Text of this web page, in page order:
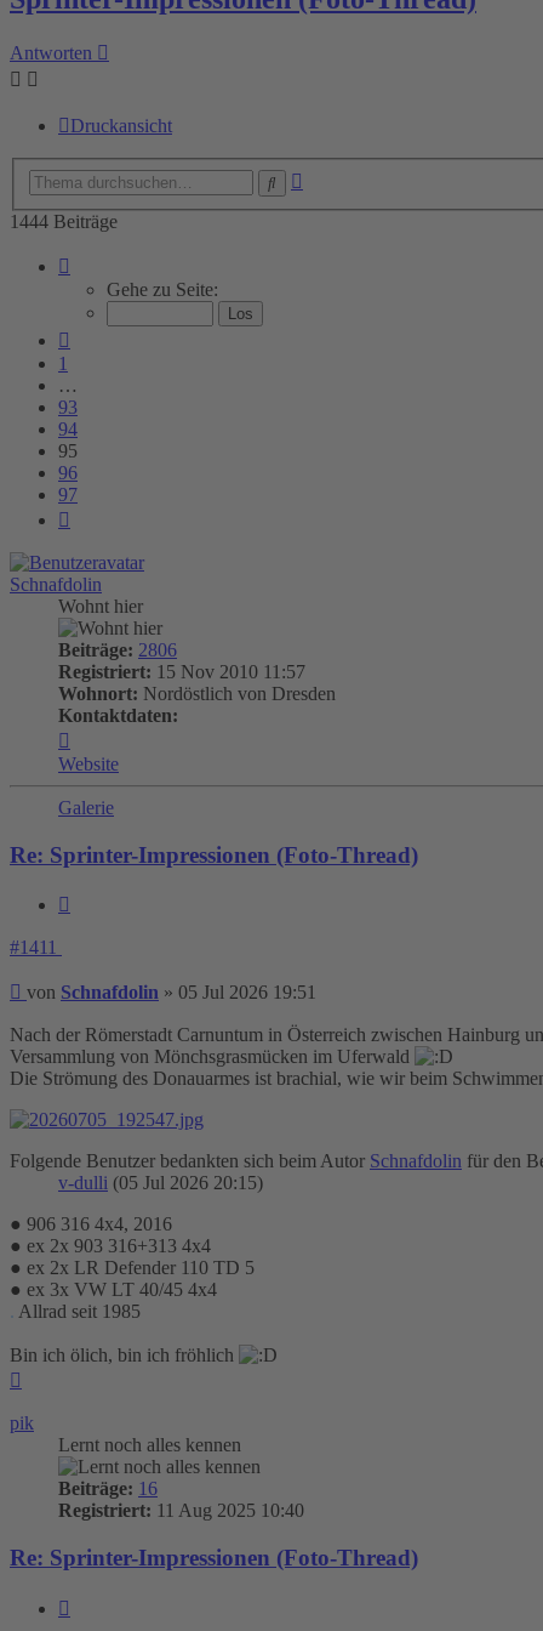
Antworten
Druckansicht
1444 Beiträge
95
von
Gehe zu Seite:
1
…
93
94
95
96
97
Schnafdolin
Wohnt hier
Beiträge: 2806
Registriert: 15 Nov 2010 11:57
Wohnort: Nordöstlich von Dresden
Kontaktdaten:
von
Schnafdolin
Website
Galerie
Re: Sprinter-Impressionen (Foto-Thread)
#1411
Beitrag
von Schnafdolin » 05 Jul 2026 19:51
Nach der Römerstadt Carnuntum in Österreich zwischen Hainburg
Versammlung von Mönchsgrasmücken im Uferwald
Die Strömung des Donauarmes ist brachial, wie wir beim
Folgende Benutzer bedankten sich beim Autor Schnafdolin für den
v-dulli (05 Jul 2026 20:15)
● 906 316 4x4, 2016
● ex 2x 903 316+313 4x4
● ex 2x LR Defender 110 TD 5
● ex 3x VW LT 40/45 4x4
. Allrad seit 1985
Bin ich ölich, bin ich fröhlich
pik
Lernt noch alles kennen
Beiträge: 16
Registriert: 11 Aug 2025 10:40
Re: Sprinter-Impressionen (Foto-Thread)